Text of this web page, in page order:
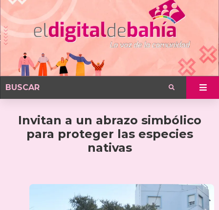
Invitan a un abrazo simbólico
para proteger las especies
nativas